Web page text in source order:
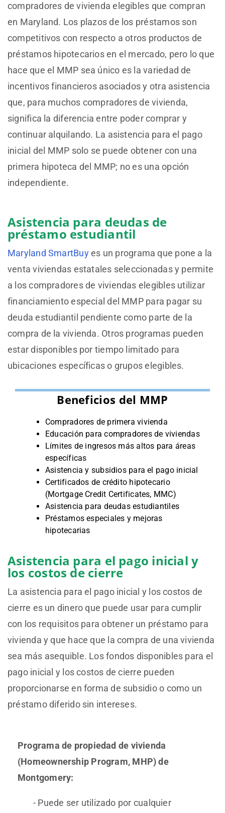
compradores de vivienda elegibles que compran
en Maryland. Los plazos de los préstamos son
competitivos con respecto a otros productos de
préstamos hipotecarios en el mercado, pero lo que
hace que el MMP sea único es la variedad de
incentivos financieros asociados y otra asistencia
que, para muchos compradores de vivienda,
significa la diferencia entre poder comprar y
continuar alquilando. La asistencia para el pago
inicial del MMP solo se puede obtener con una
primera hipoteca del MMP; no es una opción
independiente.
Asistencia para deudas de
préstamo estudiantil
Maryland SmartBuyes un programa que pone a la
venta viviendas estatales seleccionadas y permite
a los compradores de viviendas elegibles utilizar
financiamiento especial del MMP para pagar su
deuda estudiantil pendiente como parte de la
compra de la vivienda. Otros programas pueden
estar disponibles por tiempo limitado para
ubicaciones específicas o grupos elegibles.
Beneficios del MMP
Compradores de primera vivienda
Educación para compradores de viviendas
Límites de ingresos más altos para áreas
específicas
Asistencia y subsidios para el pago inicial
Certificados de crédito hipotecario
(Mortgage Credit Certificates, MMC)
Asistencia para deudas estudiantiles
Préstamos especiales y mejoras
hipotecarias
Asistencia para el pago inicial y
los costos de cierre
La asistencia para el pago inicial y los costos de
cierre es un dinero que puede usar para cumplir
con los requisitos para obtener un préstamo para
vivienda y que hace que la compra de una vivienda
sea más asequible. Los fondos disponibles para el
pago inicial y los costos de cierre pueden
proporcionarse en forma de subsidio o como un
préstamo diferido sin intereses.
Programa de propiedad de vivienda
(Homeownership Program, MHP) de
Montgomery:
Puede ser utilizado por cualquier